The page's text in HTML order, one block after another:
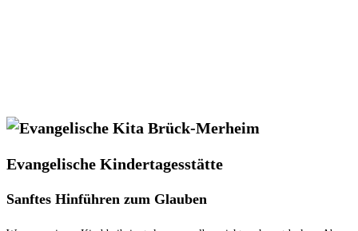
Evangelische Kindertagesstätte
Sanftes Hinführen zum Glauben